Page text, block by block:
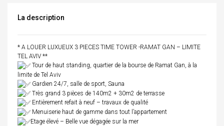
La description
* A LOUER LUXUEUX 3 PIECES TIME TOWER -RAMAT GAN – LIMITE
TEL AVIV **
Tour de haut standing, quartier de la bourse de Ramat Gan, à la
limite de Tel Aviv
Gardien 24/7, salle de sport, Sauna
Très grand 3 pièces de 140m2 + 30m2 de terrasse
Entièrement refait à neuf – travaux de qualité
Menuiserie haut de gamme dans tout l’appartement
Etage élevé – Belle vue dégagée sur la mer